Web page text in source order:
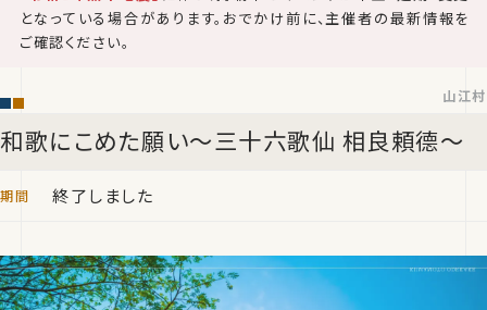
となっている場合があります。おでかけ前に、主催者の最新情報を
ご確認ください。
和歌にこめた願い～三十六歌仙 相良頼德～
山江村
終了しました